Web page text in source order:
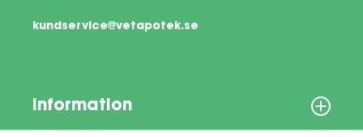
kundservice@vetapotek.se
Information